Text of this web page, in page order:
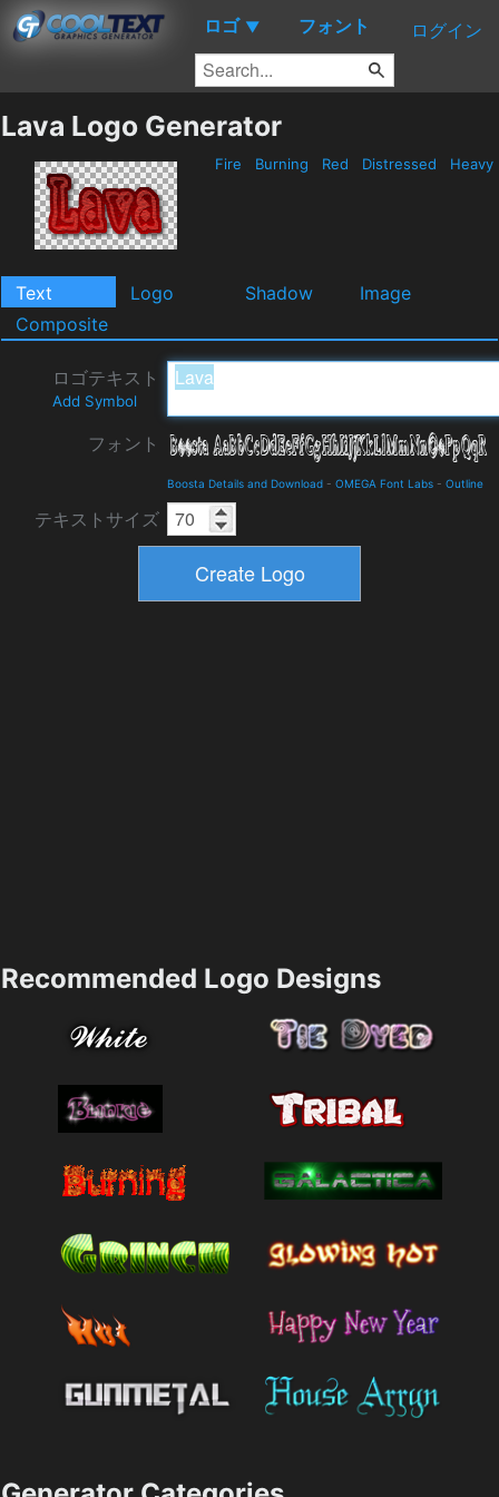
ロゴ ▼ フォント ログイン
Lava Logo Generator
Fire Burning Red Distressed Heavy
Text Logo Shadow
Image
Composite
ロゴテキスト
Add Symbol
フォント
Boosta Details and Download - OMEGA Font Labs - Outline
テキストサイズ
Recommended Logo Designs